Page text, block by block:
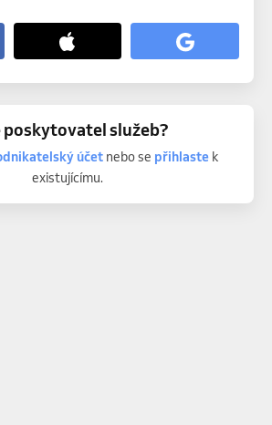
služeb?
účetnebo se přihlastek
existujícímu.